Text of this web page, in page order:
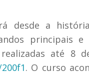
desde a
principais
até 8
. O curso